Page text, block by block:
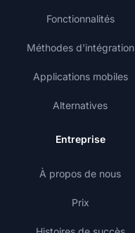
Fonctionnalités
Méthodes d'intégration
Applications mobiles
Alternatives
Entreprise
À propos de nous
Prix